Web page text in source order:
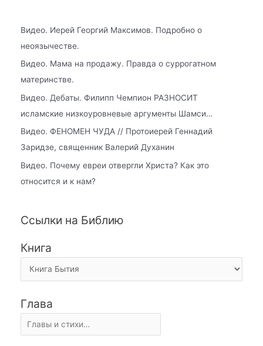
Видео. Иерей Георгий Максимов. Подробно о
неоязычестве.
Видео. Мама на продажу. Правда о суррогатном
материнстве.
Видео. Дебаты. Филипп Чемпион РАЗНОСИТ
исламские низкоуровневые аргументы Шамси…
Видео. ФЕНОМЕН ЧУДА // Протоиерей Геннадий
Заридзе, священник Валерий Духанин
Видео. Почему евреи отвергли Христа? Как это
относится и к нам?
Ссылки на Библию
Книга
Глава